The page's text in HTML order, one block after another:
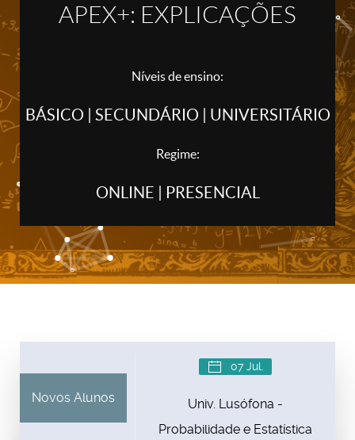
APEX+: EXPLICAÇÕES
Níveis de ensino:
BÁSICO | SECUNDÁRIO | UNIVERSITÁRIO
Regime:
ONLINE | PRESENCIAL
Novos Alunos
07 Jul.
Univ. Lusófona -
Probabilidade e Estatística